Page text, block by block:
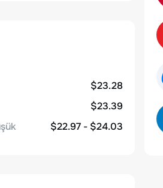
$23.28
$23.39
$22.97 - $24.03